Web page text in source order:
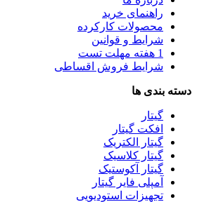
راهنمای خرید
محصولات کارکرده
شرایط و قوانین
1 هفته مهلت تست
شرایط فروش اقساطی
دسته بندی ها
گیتار
افکت گیتار
گیتار الکتریک
گیتار کلاسیک
گیتار آکوستیک
آمپلی فایر گیتار
تجهیزات استودیویی